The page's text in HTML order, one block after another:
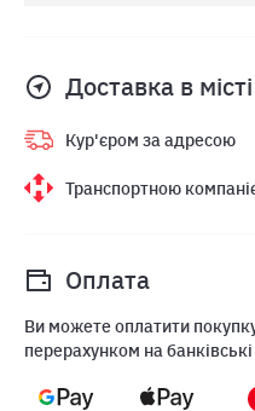
Доставка в місті
Кур'єром за адресою
Транспортною
Оплата
Ви можете оплатити
перерахунком на